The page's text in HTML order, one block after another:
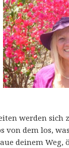
werden sich
von dem los,
deinem Weg,